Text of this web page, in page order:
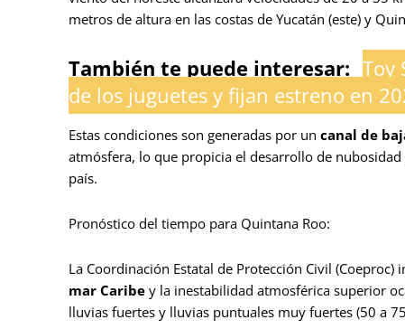
metros de altura en las costas de Yucatán (este) y
También te puede interesar: Toy
de los juguetes y fijan estreno en
Estas condiciones son generadas por un canal de
atmósfera, lo que propicia el desarrollo de
país.
Pronóstico del tiempo para Quintana Roo:
La Coordinación Estatal de Protección Civil
mar Caribe y la inestabilidad atmosférica superior
lluvias fuertes y lluvias puntuales muy fuertes (50 a